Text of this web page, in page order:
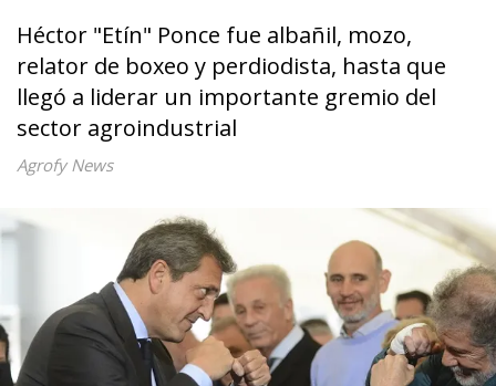
Héctor "Etín" Ponce fue albañil, mozo,
relator de boxeo y perdiodista, hasta que
llegó a liderar un importante gremio del
sector agroindustrial
Agrofy News